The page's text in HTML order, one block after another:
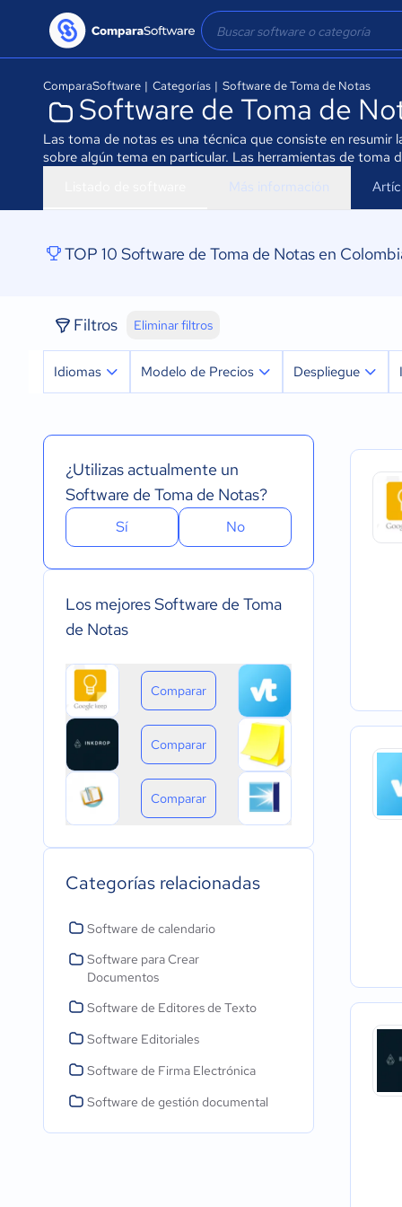
ComparaSoftware | Categorías | Software de Toma de Notas
Software de Toma de
Las toma de notas es una técnica que consiste en
sobre algún tema en particular. Las herramientas de
Más información
TOP 10 Software de Toma de Notas en
Filtros Eliminar filtros
Idiomas Modelo de Precios
Pago anual
Pago de única vez
Despliegue
Instalado - Mac
Instalado - Linux
Dispositivo
Dispositivo
¿Utilizas actualmente un
Software de Toma de Notas?
Sí No
Los mejores Software de Toma
de Notas
Comparar
Comparar
Comparar
Categorías relacionadas
Software de calendario
Software para Crear
Documentos
Software de Editores de Texto
Software Editoriales
Software de Firma Electrónica
Software de gestión documental